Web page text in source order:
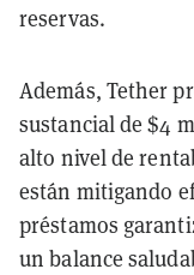
reservas.
Además, Tether
sustancial de $4
alto nivel de
están mitigando
préstamos
un balance